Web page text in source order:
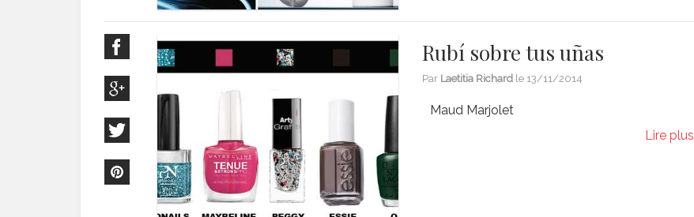
Rubí sobre tus uñas
Par Laetitia Richard le 13/11/2014
Maud Marjolet
Lire plus